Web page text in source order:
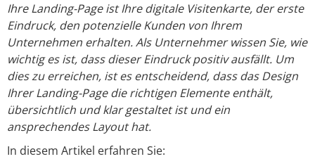
Ihre Landing-Page ist Ihre digitale Visitenkarte, der erste
Eindruck, den potenzielle Kunden von Ihrem
Unternehmen erhalten. Als Unternehmer wissen Sie, wie
wichtig es ist, dass dieser Eindruck positiv ausfällt. Um
dies zu erreichen, ist es entscheidend, dass das Design
Ihrer Landing-Page die richtigen Elemente enthält,
übersichtlich und klar gestaltet ist und ein
ansprechendes Layout hat.
In diesem Artikel erfahren Sie: